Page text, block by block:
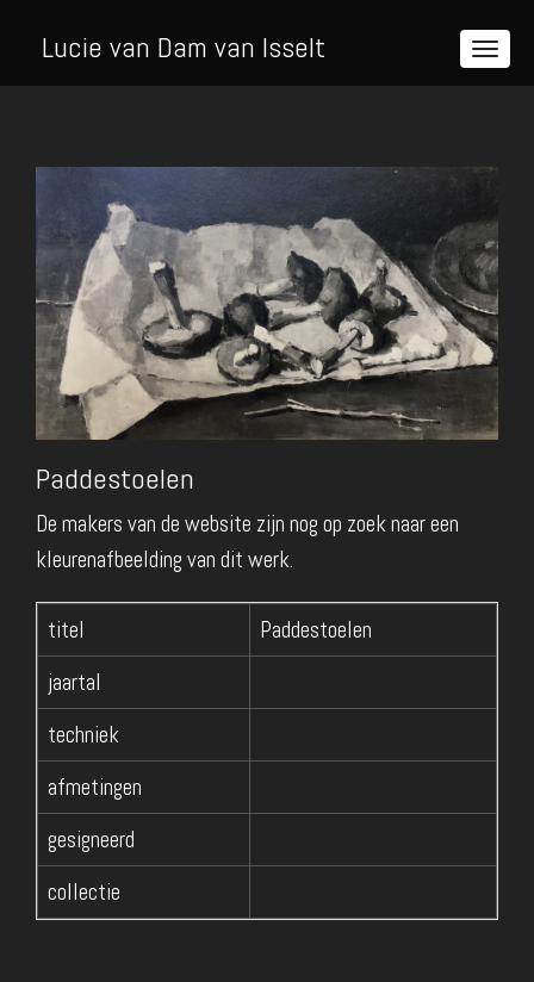
Lucie van Dam van Isselt
Paddestoelen
De makers van de website zijn nog op zoek naar een
kleurenafbeelding van dit werk.
titel
Paddestoelen
jaartal
techniek
afmetingen
gesigneerd
collectie